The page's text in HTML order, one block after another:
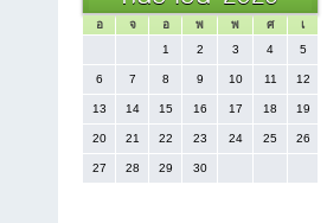
อ จ อ พ พ ศ
เ
1
2 3 4 5
6 7 8 9 10 11 12
13 14 15 16 17 18 19
20 21 22 23 24 25 26
27 28 29 30